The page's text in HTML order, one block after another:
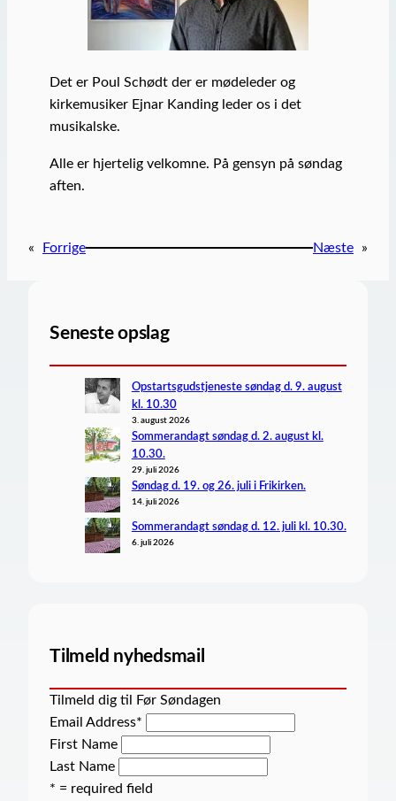
Det er Poul Schødt der er mødeleder og
kirkemusiker Ejnar Kanding leder os i det
musikalske.
Alle er hjertelig velkomne. På gensyn på søndag
aften.
« Forrige Næste »
Seneste opslag
Opstartsgudstjeneste søndag d. 9. august
kl. 10.30
3. august 2026
Sommerandagt søndag d. 2. august kl.
10.30.
29. juli 2026
Søndag d. 19. og 26. juli i Frikirken.
14. juli 2026
Sommerandagt søndag d. 12. juli kl. 10.30.
6. juli 2026
Tilmeld nyhedsmail
Tilmeld dig til Før Søndagen
Email Address*
First Name
Last Name
* = required field